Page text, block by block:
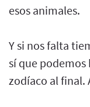
esos animales.
Y si nos falta
sí que podemos
zodíaco al final.